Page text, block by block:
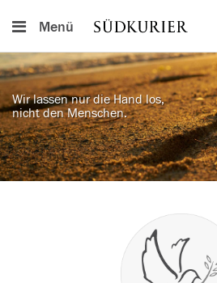
Menü
Wir lassen nur die Hand los,
nicht den Menschen.